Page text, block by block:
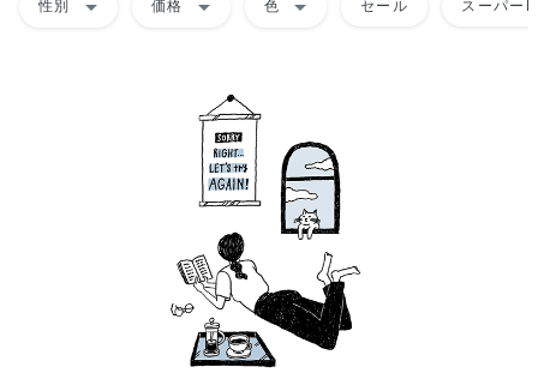
性別 arrow_drop_down 価格 arrow_drop_down 色 arrow_drop_down セール スーパー